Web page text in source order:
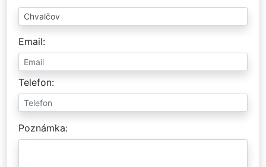
Email
Telefon
Poznámka